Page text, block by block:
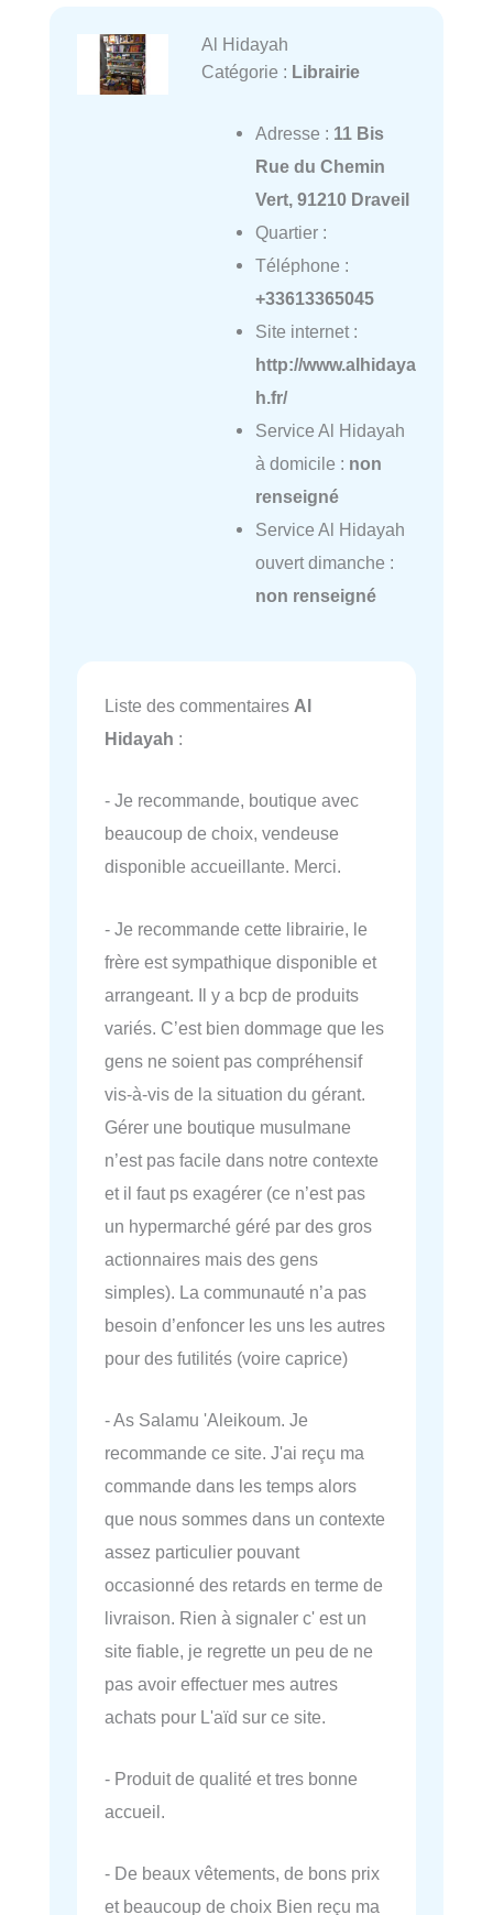
Al Hidayah
Catégorie : Librairie
Adresse : 11 Bis
Rue du Chemin
Vert, 91210 Draveil
Quartier :
Téléphone :
+33613365045
Site internet :
http://www.alhidaya
h.fr/
Service Al Hidayah
à domicile : non
renseigné
Service Al Hidayah
ouvert dimanche :
non renseigné
Liste des commentaires Al
Hidayah :
- Je recommande, boutique avec
beaucoup de choix, vendeuse
disponible accueillante. Merci.
- Je recommande cette librairie, le
frère est sympathique disponible et
arrangeant. Il y a bcp de produits
variés. C’est bien dommage que les
gens ne soient pas compréhensif
vis-à-vis de la situation du gérant.
Gérer une boutique musulmane
n’est pas facile dans notre contexte
et il faut ps exagérer (ce n’est pas
un hypermarché géré par des gros
actionnaires mais des gens
simples). La communauté n’a pas
besoin d’enfoncer les uns les autres
pour des futilités (voire caprice)
- As Salamu 'Aleikoum. Je
recommande ce site. J'ai reçu ma
commande dans les temps alors
que nous sommes dans un contexte
assez particulier pouvant
occasionné des retards en terme de
livraison. Rien à signaler c' est un
site fiable, je regrette un peu de ne
pas avoir effectuer mes autres
achats pour L'aïd sur ce site.
- Produit de qualité et tres bonne
accueil.
- De beaux vêtements, de bons prix
et beaucoup de choix Bien reçu ma